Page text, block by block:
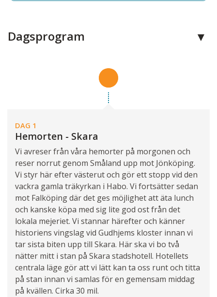
Dagsprogram
DAG 1
Hemorten - Skara
Vi avreser från våra hemorter på morgonen och
reser norrut genom Småland upp mot Jönköping.
Vi styr här efter västerut och gör ett stopp vid den
vackra gamla träkyrkan i Habo. Vi fortsätter sedan
mot Falköping där det ges möjlighet att äta lunch
och kanske köpa med sig lite god ost från det
lokala mejeriet. Vi stannar härefter och känner
historiens vingslag vid Gudhjems kloster innan vi
tar sista biten upp till Skara. Här ska vi bo två
nätter mitt i stan på Skara stadshotell. Hotellets
centrala läge gör att vi lätt kan ta oss runt och titta
på stan innan vi samlas för en gemensam middag
på kvällen. Cirka 30 mil.